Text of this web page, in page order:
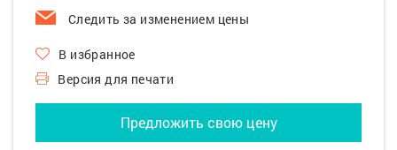
Следить за изменением цены
В избранное
Версия для печати
Предложить свою цену